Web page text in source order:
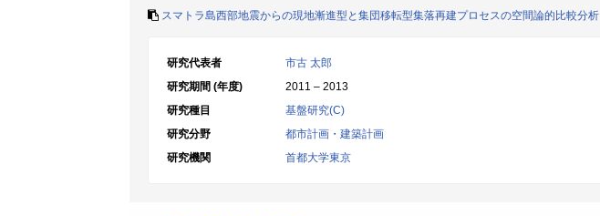
スマトラ島西部地震からの現地漸進型と集団移転型集落再建プロセスの空間論的比較分析
研究代表者
市古 太郎
研究期間 (年度)
2011 – 2013
研究種目
基盤研究(C)
研究分野
都市計画・建築計画
研究機関
首都大学東京